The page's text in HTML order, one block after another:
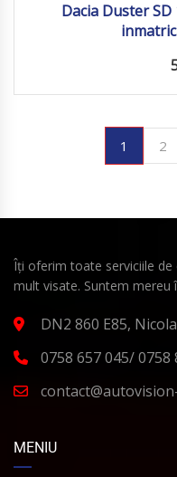
Dacia Duster SD
1 2
Îți oferim toate serviciile de
mult visate. Suntem mereu
DN2 860 E85,
0758 657 045/ 0758
MENIU